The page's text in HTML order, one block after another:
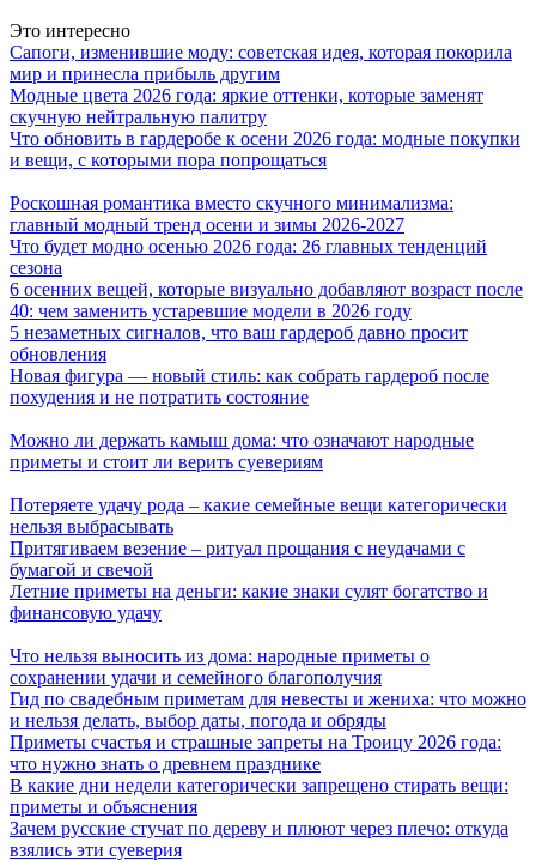
Это интересно
Сапоги, изменившие моду: советская идея, которая покорила
мир и принесла прибыль другим
Модные цвета 2026 года: яркие оттенки, которые заменят
скучную нейтральную палитру
Что обновить в гардеробе к осени 2026 года: модные покупки
и вещи, с которыми пора попрощаться
Роскошная романтика вместо скучного минимализма:
главный модный тренд осени и зимы 2026-2027
Что будет модно осенью 2026 года: 26 главных тенденций
сезона
6 осенних вещей, которые визуально добавляют возраст после
40: чем заменить устаревшие модели в 2026 году
5 незаметных сигналов, что ваш гардероб давно просит
обновления
Новая фигура — новый стиль: как собрать гардероб после
похудения и не потратить состояние
Можно ли держать камыш дома: что означают народные
приметы и стоит ли верить суевериям
Потеряете удачу рода – какие семейные вещи категорически
нельзя выбрасывать
Притягиваем везение – ритуал прощания с неудачами с
бумагой и свечой
Летние приметы на деньги: какие знаки сулят богатство и
финансовую удачу
Что нельзя выносить из дома: народные приметы о
сохранении удачи и семейного благополучия
Гид по свадебным приметам для невесты и жениха: что можно
и нельзя делать, выбор даты, погода и обряды
Приметы счастья и страшные запреты на Троицу 2026 года:
что нужно знать о древнем празднике
В какие дни недели категорически запрещено стирать вещи:
приметы и объяснения
Зачем русские стучат по дереву и плюют через плечо: откуда
взялись эти суеверия